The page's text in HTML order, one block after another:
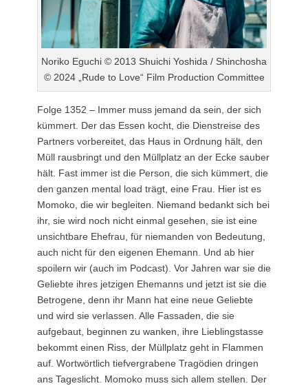
Noriko Eguchi © 2013 Shuichi Yoshida / Shinchosha
© 2024 „Rude to Love“ Film Production Committee
Folge 1352 – Immer muss jemand da sein, der sich
kümmert. Der das Essen kocht, die Dienstreise des
Partners vorbereitet, das Haus in Ordnung hält, den
Müll rausbringt und den Müllplatz an der Ecke sauber
hält. Fast immer ist die Person, die sich kümmert, die
den ganzen mental load trägt, eine Frau. Hier ist es
Momoko, die wir begleiten. Niemand bedankt sich bei
ihr, sie wird noch nicht einmal gesehen, sie ist eine
unsichtbare Ehefrau, für niemanden von Bedeutung,
auch nicht für den eigenen Ehemann. Und ab hier
spoilern wir (auch im Podcast). Vor Jahren war sie die
Geliebte ihres jetzigen Ehemanns und jetzt ist sie die
Betrogene, denn ihr Mann hat eine neue Geliebte
und wird sie verlassen. Alle Fassaden, die sie
aufgebaut, beginnen zu wanken, ihre Lieblingstasse
bekommt einen Riss, der Müllplatz geht in Flammen
auf. Wortwörtlich tiefvergrabene Tragödien dringen
ans Tageslicht. Momoko muss sich allem stellen. Der